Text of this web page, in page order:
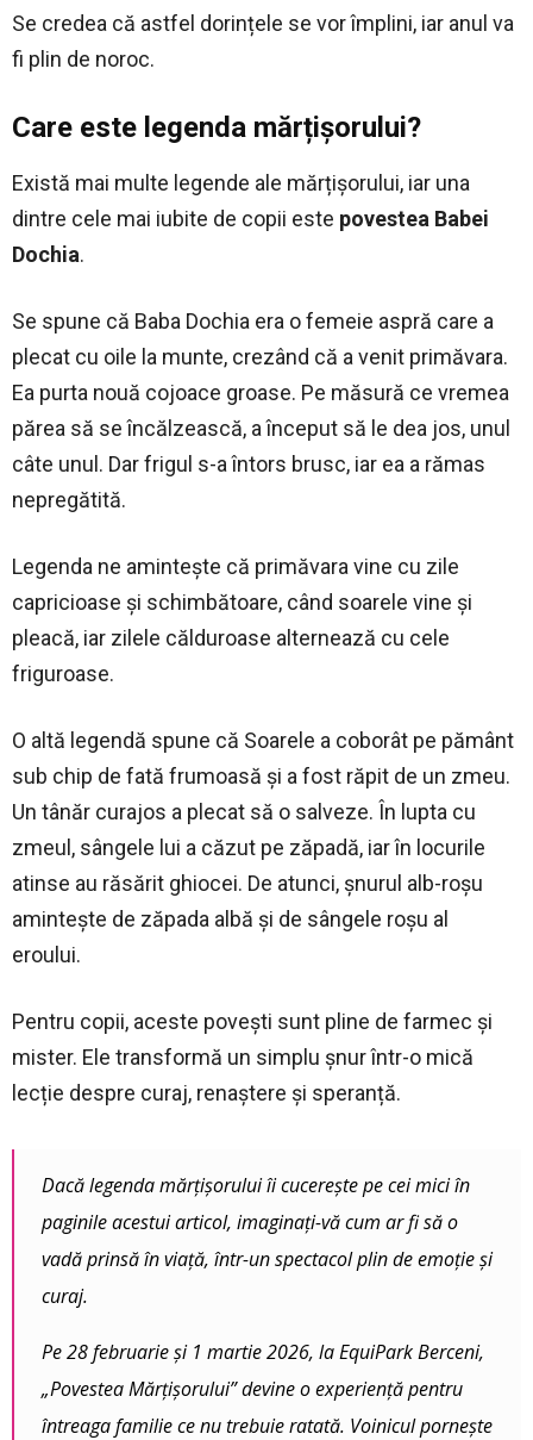
Se credea că astfel dorințele se vor împlini, iar anul va
fi plin de noroc.
Care este legenda mărțișorului?
Există mai multe legende ale mărțișorului, iar una
dintre cele mai iubite de copii este povestea Babei
Dochia.
Se spune că Baba Dochia era o femeie aspră care a
plecat cu oile la munte, crezând că a venit primăvara.
Ea purta nouă cojoace groase. Pe măsură ce vremea
părea să se încălzească, a început să le dea jos, unul
câte unul. Dar frigul s-a întors brusc, iar ea a rămas
nepregătită.
Legenda ne amintește că primăvara vine cu zile
capricioase și schimbătoare, când soarele vine și
pleacă, iar zilele călduroase alternează cu cele
friguroase.
O altă legendă spune că Soarele a coborât pe pământ
sub chip de fată frumoasă și a fost răpit de un zmeu.
Un tânăr curajos a plecat să o salveze. În lupta cu
zmeul, sângele lui a căzut pe zăpadă, iar în locurile
atinse au răsărit ghiocei. De atunci, șnurul alb-roșu
amintește de zăpada albă și de sângele roșu al
eroului.
Pentru copii, aceste povești sunt pline de farmec și
mister. Ele transformă un simplu șnur într-o mică
lecție despre curaj, renaștere și speranță.
Dacă legenda mărțișorului îi cucerește pe cei mici în
paginile acestui articol, imaginați-vă cum ar fi să o
vadă prinsă în viață, într-un spectacol plin de emoție și
curaj.
Pe 28 februarie și 1 martie 2026, la EquiPark Berceni,
„Povestea Mărțișorului” devine o experiență pentru
întreaga familie ce nu trebuie ratată. Voinicul pornește